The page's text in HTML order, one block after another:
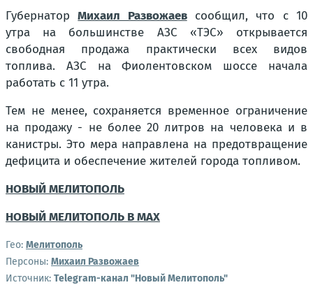
ГубернаторМихаил Развожаевсообщил, что с 10
утра на большинстве АЗС «ТЭС» открывается
свободная продажа практически всех видов
топлива. АЗС на Фиолентовском шоссе начала
работать с 11 утра.
Тем не менее, сохраняется временное ограничение
на продажу - не более 20 литров на человека и в
канистры. Это мера направлена на предотвращение
дефицита и обеспечение жителей города топливом.
НОВЫЙ МЕЛИТОПОЛЬ
НОВЫЙ МЕЛИТОПОЛЬ В MAX
Гео: Мелитополь
Персоны: Михаил Развожаев
Источник: Telegram-канал "Новый Мелитополь"